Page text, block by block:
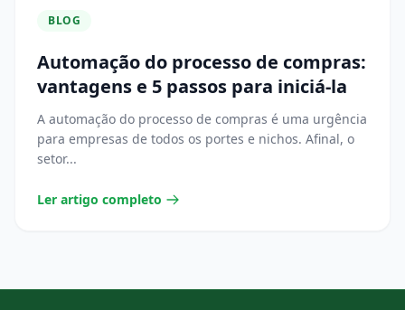
BLOG
Automação do processo de compras:
vantagens e 5 passos para iniciá-la
A automação do processo de compras é uma urgência
para empresas de todos os portes e nichos. Afinal, o
setor...
Ler artigo completo